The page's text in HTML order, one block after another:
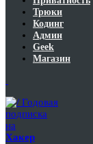
Трюки
Кодинг
Админ
Geek
Магазин
Годовая
подписка
на
Хакер